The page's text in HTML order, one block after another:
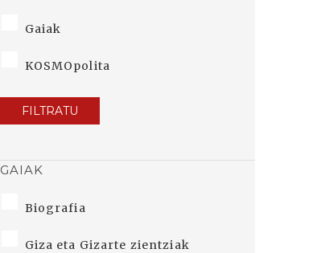
Gaiak
KOSMOpolita
FILTRATU
GAIAK
Biografia
Giza eta Gizarte zientziak